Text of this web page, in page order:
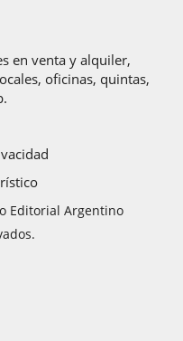
en venta y alquiler,
oficinas, quintas,
Editorial Argentino